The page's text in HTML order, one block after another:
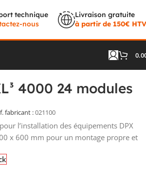
technique
nous
Livraison gratuite
à partir de 150€
4000 24 modules
fabricant :021100
l’installation des équipements DPX
x 600 mm pour un montage propre et